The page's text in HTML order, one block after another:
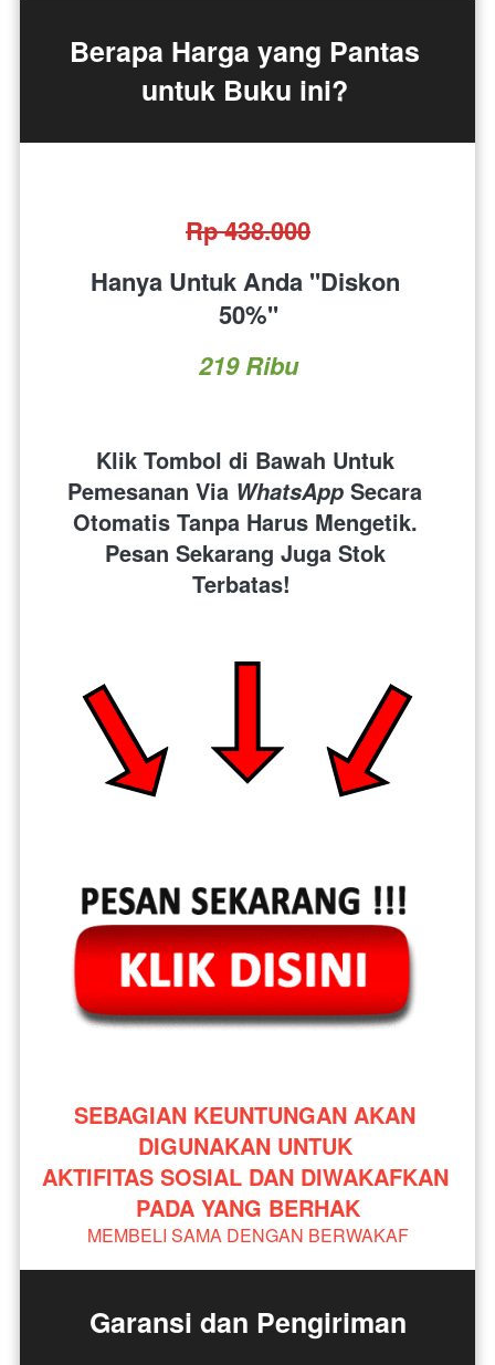
Berapa Harga yang Pantas
untuk Buku ini?
Rp 438.000
Hanya Untuk Anda ''Diskon
50%''
219 Ribu
Klik Tombol di Bawah Untuk
Pemesanan Via WhatsApp Secara
Otomatis Tanpa Harus Mengetik.
Pesan Sekarang Juga Stok
Terbatas!
SEBAGIAN KEUNTUNGAN AKAN
DIGUNAKAN UNTUK
AKTIFITAS SOSIAL DAN DIWAKAFKAN
PADA YANG BERHAK
MEMBELI SAMA DENGAN BERWAKAF
Garansi dan Pengiriman